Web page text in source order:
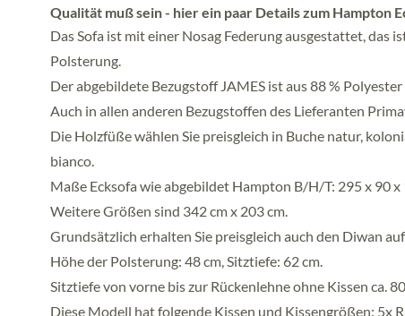
Qualität muß sein - hier ein paar Details zum Hampton
Das Sofa ist mit einer Nosag Federung ausgestattet, das
Polsterung.
Der abgebildete Bezugstoff JAMES ist aus 88 %
Auch in allen anderen Bezugstoffen des Lieferanten
Die Holzfüße wählen Sie preisgleich in Buche natur,
bianco.
Maße Ecksofa wie abgebildet Hampton B/H/T: 295 x 90
Weitere Größen sind 342 cm x 203 cm.
Grundsätzlich erhalten Sie preisgleich auch den Diwan
Höhe der Polsterung: 48 cm, Sitztiefe: 62 cm.
Sitztiefe von vorne bis zur Rückenlehne ohne Kissen ca.
Diese Modell hat folgende Kissen und Kissengrößen: 5x